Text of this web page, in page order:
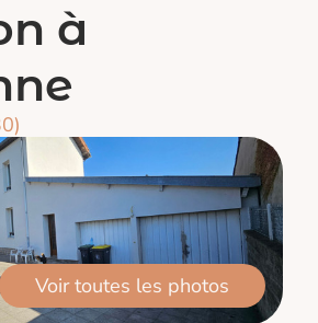
à
Voir toutes les photos